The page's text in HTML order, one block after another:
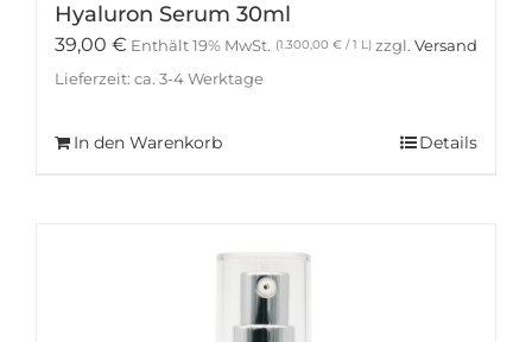
Hyaluron Serum 30ml
39,00 € Enthält 19% MwSt. (1.300,00 € / 1 L) zzgl. Versand
Lieferzeit: ca. 3-4 Werktage
In den Warenkorb Details